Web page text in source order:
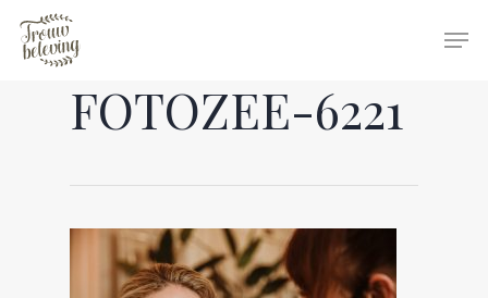
Hit enter to search or ESC to close
FOTOZEE-6221